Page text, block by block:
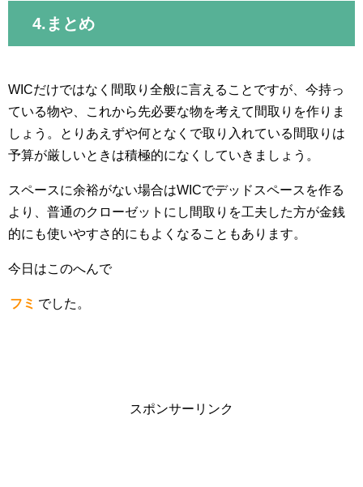
4.まとめ
WICだけではなく間取り全般に言えることですが、今持っ
ている物や、これから先必要な物を考えて間取りを作りま
しょう。とりあえずや何となくで取り入れている間取りは
予算が厳しいときは積極的になくしていきましょう。
スペースに余裕がない場合はWICでデッドスペースを作る
より、普通のクローゼットにし間取りを工夫した方が金銭
的にも使いやすさ的にもよくなることもあります。
今日はこのへんで
フミ でした。
スポンサーリンク